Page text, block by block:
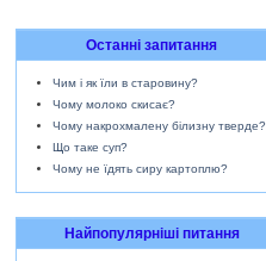
Останні запитання
Чим і як їли в старовину?
Чому молоко скисає?
Чому накрохмалену білизну тверде?
Що таке суп?
Чому не їдять сиру картоплю?
Найпопулярніші питання